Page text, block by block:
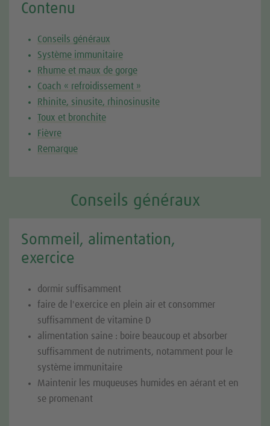
Contenu
Conseils généraux
Système immunitaire
Rhume et maux de gorge
Coach « refroidissement »
Rhinite, sinusite, rhinosinusite
Toux et bronchite
Fièvre
Remarque
Conseils généraux
Sommeil, alimentation,
exercice
dormir suffisamment
faire de l'exercice en plein air et consommer
suffisamment de vitamine D
alimentation saine : boire beaucoup et absorber
suffisamment de nutriments, notamment pour le
système immunitaire
Maintenir les muqueuses humides en aérant et en
se promenant